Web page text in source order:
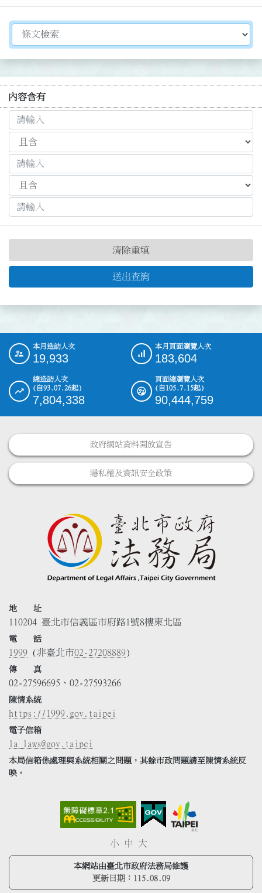
切換選擇法規資訊內容
內容含有
送出查詢
清除重填
::: 本月造訪人次
19,933
本月頁面瀏覽人次
183,604
總造訪人次
(自93.07.26起)
7,804,338
頁面總瀏覽人次
(自105.7.15起)
90,444,759
政府網站資料開放宣告
隱私權及資訊安全政策
地 址
110204 臺北市信義區市府路1號8樓東北區
電 話
1999 (非臺北市02-27208889)
傳 真
02-27596695、02-27593266
陳情系統
https://1999.gov.taipei
電子信箱
la_laws@gov.taipei
本局信箱係處理與系統相關之問題，其餘市政問題請至陳情系統反
映。
小 中 大
本網站由臺北市政府法務局維護
更新日期： 115.08.09